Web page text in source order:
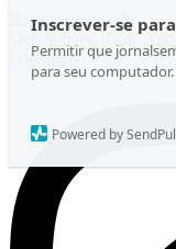
Inscrever-se
Permitir que
para seu computador.
Powered by
Ir para o conteúdo
Quarta-feira, 05 de
Instagram